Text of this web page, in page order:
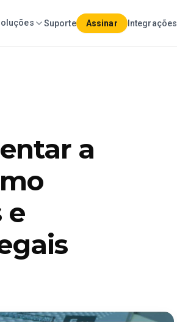
Suporte Assinar Integrações
a
e